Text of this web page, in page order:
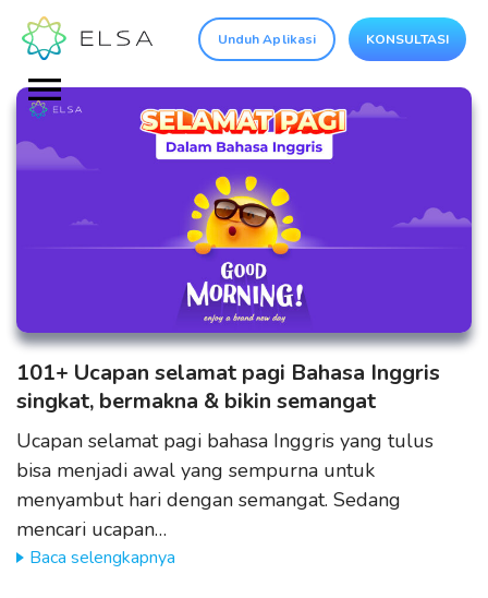
Unduh Aplikasi KONSULTASI
101+ Ucapan selamat pagi Bahasa Inggris
singkat, bermakna & bikin semangat
Ucapan selamat pagi bahasa Inggris yang tulus
bisa menjadi awal yang sempurna untuk
menyambut hari dengan semangat. Sedang
mencari ucapan…
Baca selengkapnya